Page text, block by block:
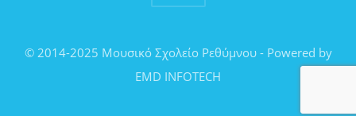
© 2014-2025 Μουσικό Σχολείο Ρεθύμνου - Powered by
EMD INFOTECH